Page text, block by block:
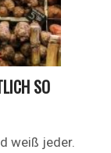
SO
weiß jeder.